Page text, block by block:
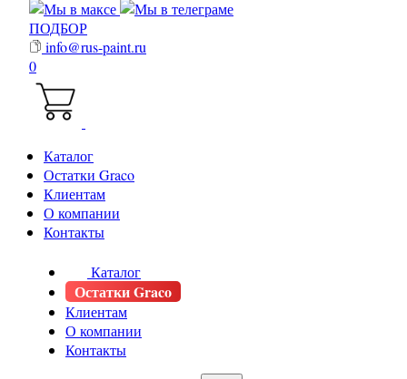
ПОДБОР
info@rus-paint.ru
0
Каталог
Остатки Graco
Клиентам
О компании
Контакты
Каталог
Остатки Graco
Клиентам
О компании
Контакты